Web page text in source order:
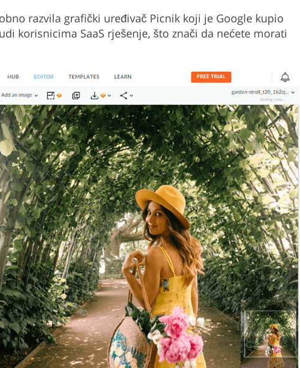
razvila grafički uređivač Picnik koji je Google kupio
korisnicima SaaS rješenje, što znači da nećete morati